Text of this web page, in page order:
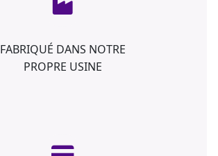
FABRIQUÉ DANS NOTRE
PROPRE USINE